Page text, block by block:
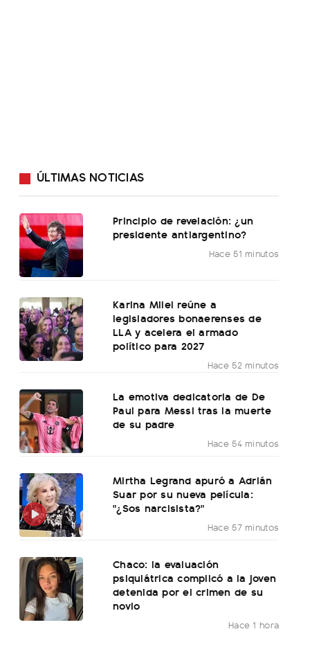
ÚLTIMAS NOTICIAS
Principio de revelación: ¿un
presidente antiargentino?
Hace 51 minutos
Karina Milei reúne a
legisladores bonaerenses de
LLA y acelera el armado
político para 2027
Hace 52 minutos
La emotiva dedicatoria de De
Paul para Messi tras la muerte
de su padre
Hace 54 minutos
Mirtha Legrand apuró a Adrián
Suar por su nueva película:
"¿Sos narcisista?"
Hace 57 minutos
Chaco: la evaluación
psiquiátrica complicó a la joven
detenida por el crimen de su
novio
Hace 1 hora